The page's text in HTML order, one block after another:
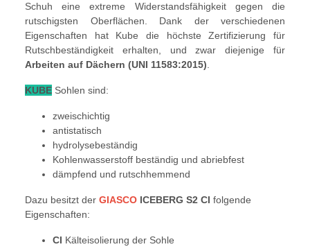
Schuh eine extreme Widerstandsfähigkeit gegen die
rutschigsten Oberflächen. Dank der verschiedenen
Eigenschaften hat Kube die höchste Zertifizierung für
Rutschbeständigkeit erhalten, und zwar diejenige für
Arbeiten auf Dächern (UNI 11583:2015)
KUBE Sohlen sind:
zweischichtig
antistatisch
hydrolysebeständig
Kohlenwasserstoff beständig und abriebfest
dämpfend und rutschhemmend
Dazu besitzt der GIASCO ICEBERG S2 CI folgende
Eigenschaften:
CI Kälteisolierung der Sohle